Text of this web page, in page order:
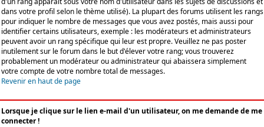
dans votre profil selon le thème utilisé). La plupart des forums utilisent les rangs
pour indiquer le nombre de messages que vous avez postés, mais aussi pour
identifier certains utilisateurs, exemple : les modérateurs et administrateurs
peuvent avoir un rang spécifique qui leur est propre. Veuillez ne pas poster
inutilement sur le forum dans le but d'élever votre rang; vous trouverez
probablement un modérateur ou administrateur qui abaissera simplement
votre compte de votre nombre total de messages.
Revenir en haut de page
Lorsque je clique sur le lien e-mail d'un utilisateur, on me demande de me
connecter !